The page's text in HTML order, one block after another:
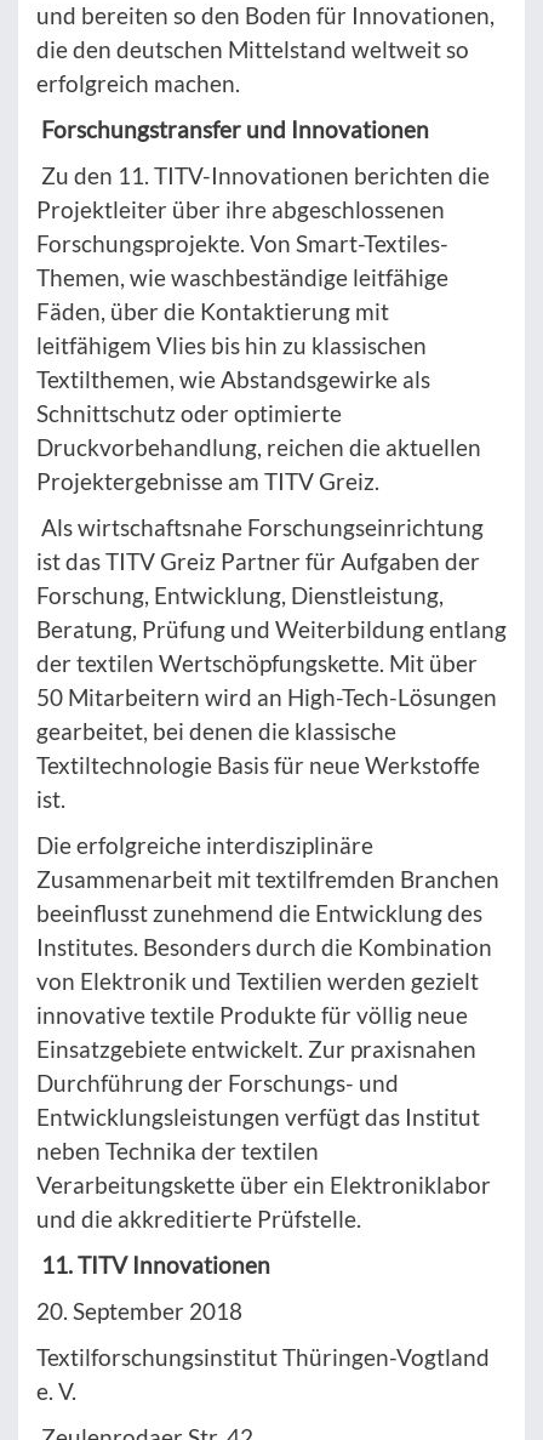
und bereiten so den Boden für Innovationen,
die den deutschen Mittelstand weltweit so
erfolgreich machen.
Forschungstransfer und Innovationen
Zu den 11. TITV-Innovationen berichten die
Projektleiter über ihre abgeschlossenen
Forschungsprojekte. Von Smart-Textiles-
Themen, wie waschbeständige leitfähige
Fäden, über die Kontaktierung mit
leitfähigem Vlies bis hin zu klassischen
Textilthemen, wie Abstandsgewirke als
Schnittschutz oder optimierte
Druckvorbehandlung, reichen die aktuellen
Projektergebnisse am TITV Greiz.
Als wirtschaftsnahe Forschungseinrichtung
ist das TITV Greiz Partner für Aufgaben der
Forschung, Entwicklung, Dienstleistung,
Beratung, Prüfung und Weiterbildung entlang
der textilen Wertschöpfungskette. Mit über
50 Mitarbeitern wird an High-Tech-Lösungen
gearbeitet, bei denen die klassische
Textiltechnologie Basis für neue Werkstoffe
ist.
Die erfolgreiche interdisziplinäre
Zusammenarbeit mit textilfremden Branchen
beeinflusst zunehmend die Entwicklung des
Institutes. Besonders durch die Kombination
von Elektronik und Textilien werden gezielt
innovative textile Produkte für völlig neue
Einsatzgebiete entwickelt. Zur praxisnahen
Durchführung der Forschungs- und
Entwicklungsleistungen verfügt das Institut
neben Technika der textilen
Verarbeitungskette über ein Elektroniklabor
und die akkreditierte Prüfstelle.
11. TITV Innovationen
20. September 2018
Textilforschungsinstitut Thüringen-Vogtland
e. V.